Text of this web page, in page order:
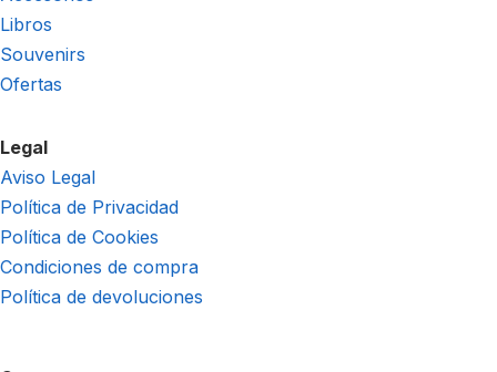
Libros
Souvenirs
Ofertas
Legal
Aviso Legal
Política de Privacidad
Política de Cookies
Condiciones de compra
Política de devoluciones